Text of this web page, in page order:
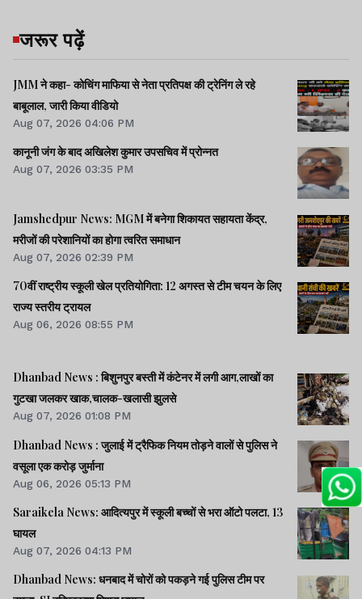
जरूर पढ़ें
JMM ने कहा- कोचिंग माफिया से नेता प्रतिपक्ष की ट्रेनिंग ले रहे
बाबूलाल, जारी किया वीडियो
Aug 07, 2026 04:06 PM
कानूनी जंग के बाद अखिलेश कुमार उपसचिव में प्रोन्नत
Aug 07, 2026 03:35 PM
Jamshedpur News: MGM में बनेगा शिकायत सहायता केंद्र,
मरीजों की परेशानियों का होगा त्वरित समाधान
Aug 07, 2026 02:39 PM
70वीं राष्ट्रीय स्कूली खेल प्रतियोगिता: 12 अगस्त से टीम चयन के लिए
राज्य स्तरीय ट्रायल
Aug 06, 2026 08:55 PM
Dhanbad News : बिशुनपुर बस्ती में कंटेनर में लगी आग,लाखों का
गुटखा जलकर खाक,चालक-खलासी झुलसे
Aug 07, 2026 01:08 PM
Dhanbad News : जुलाई में ट्रैफिक नियम तोड़ने वालों से पुलिस ने
वसूला एक करोड़ जुर्माना
Aug 06, 2026 05:13 PM
Saraikela News: आदित्यपुर में स्कूली बच्चों से भरा ऑटो पलटा, 13
घायल
Aug 07, 2026 04:13 PM
Dhanbad News: धनबाद में चोरों को पकड़ने गई पुलिस टीम पर